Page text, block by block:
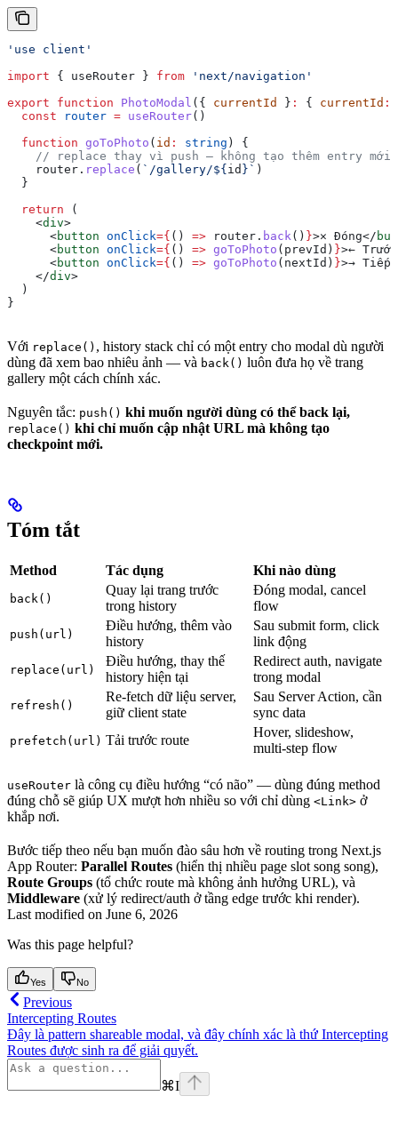
'use client'
import { useRouter } from 'next/navigation'
export function PhotoModal ({ currentId } : { currentId :
  const
router = useRouter()
  function
goToPhoto ( id : string ) {
    // replace thay vì push — không tạo thêm entry mới
    router
. replace ( `/gallery/${ id } ` )
  }
  return
(
    <
div>
      <
button onClick={ () => router . back() }>✕ Đóng</
      <
button onClick={ () => goToPhoto ( prevId ) }>← Trước
      <
button onClick={ () => goToPhoto ( nextId ) }>→ Tiếp
    </
div>
  )
}
Với replace() , history stack chỉ có một entry cho modal dù người
dùng đã xem bao nhiêu ảnh — và back() luôn đưa họ về trang
gallery một cách chính xác.
Nguyên tắc: push() khi muốn người dùng có thể back lại,
replace() khi chỉ muốn cập nhật URL mà không tạo
checkpoint mới.
Tóm tắt
Method Tác dụng Khi nào dùng
back()
Quay lại trang trước
trong history
Đóng modal, cancel
flow
push(url)
Điều hướng, thêm vào
history
Sau submit form, click
link động
replace(url)
Điều hướng, thay thế
history hiện tại
Redirect auth, navigate
trong modal
refresh()
Re-fetch dữ liệu server,
giữ client state
Sau Server Action, cần
sync data
prefetch(url) Tải trước route
Hover, slideshow,
multi-step flow
useRouter là công cụ điều hướng “có não” — dùng đúng method
đúng chỗ sẽ giúp UX mượt hơn nhiều so với chỉ dùng <Link> ở
khắp nơi.
Bước tiếp theo nếu bạn muốn đào sâu hơn về routing trong Next.js
App Router: Parallel Routes (hiển thị nhiều page slot song song),
Route Groups (tổ chức route mà không ảnh hưởng URL), và
Middleware (xử lý redirect/auth ở tầng edge trước khi render).
Last modified on June 6, 2026
Was this page helpful?
Yes No
Previous
Intercepting Routes
Đây là pattern shareable modal, và đây chính xác là thứ Intercepting
Routes được sinh ra để giải quyết.
⌘I